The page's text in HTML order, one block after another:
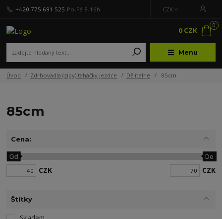
Menu
CZK
+420 775 691 525 Po-Pá 8-16h
0
0 CZK
Úvod Zdrhovadla (zipy) taháčky jezdce Dělitelné 85cm
85cm
Cena:
CZK
Od Do
CZK
Štítky